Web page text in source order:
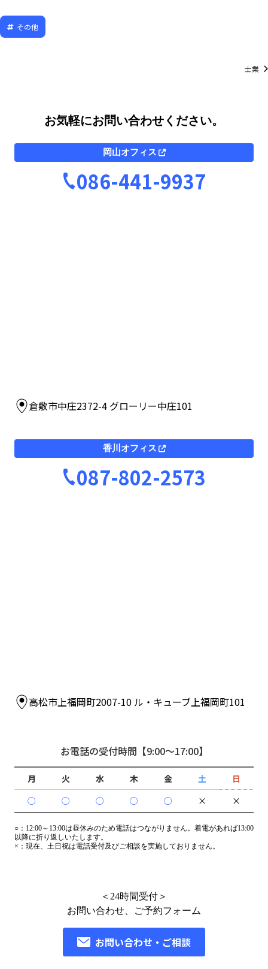
その他
士業
お気軽にお問い合わせください。
岡山オフィス
086-441-9937
倉敷市中庄2372-4 グローリー中庄101
香川オフィス
087-802-2573
高松市上福岡町2007-10 ル・キューブ上福岡町101
お電話の受付時間 【9:00～17:00】
月 火 水 木 金 土
日
○
○ ○ ○ ○ × ×
○： 12:00～13:00は昼休みのため電話はつながりません。着電があれば13:00
以降に折り返しいたします。
×： 現在、土日祝は電話受付及びご相談を実施しておりません。
＜24時間受付＞
お問い合わせ、ご予約フォーム
お問い合わせ・ご相談